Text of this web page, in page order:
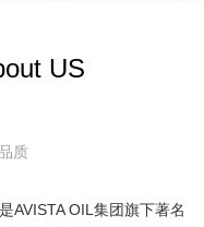
US
质
AVISTA OIL集团旗下著名